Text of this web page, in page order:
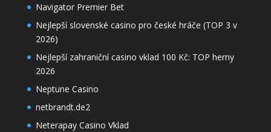
Navigator Premier Bet
Nejlepší slovenské casino pro české hráče (TOP 3 v
2026)
Nejlepší zahraniční casino vklad 100 Kč: TOP herny
2026
Neptune Casino
netbrandt.de2
Neterapay Casino Vklad